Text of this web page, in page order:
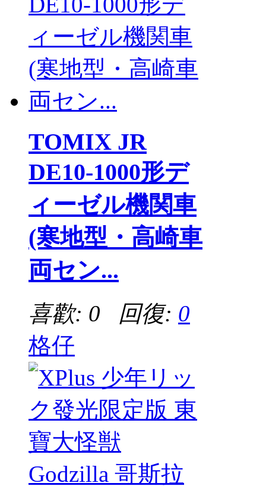
TOMIX JR
DE10-1000形デ
ィーゼル機関車
(寒地型・高崎車
両セン...
喜歡: 0 回復: 0
格仔